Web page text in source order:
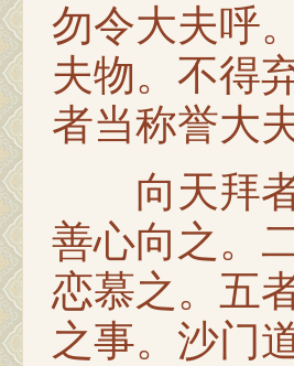
勿令大夫呼
夫物。不得
者当称誉大
向天拜者
善心向之。
恋慕之。五
之事。沙门